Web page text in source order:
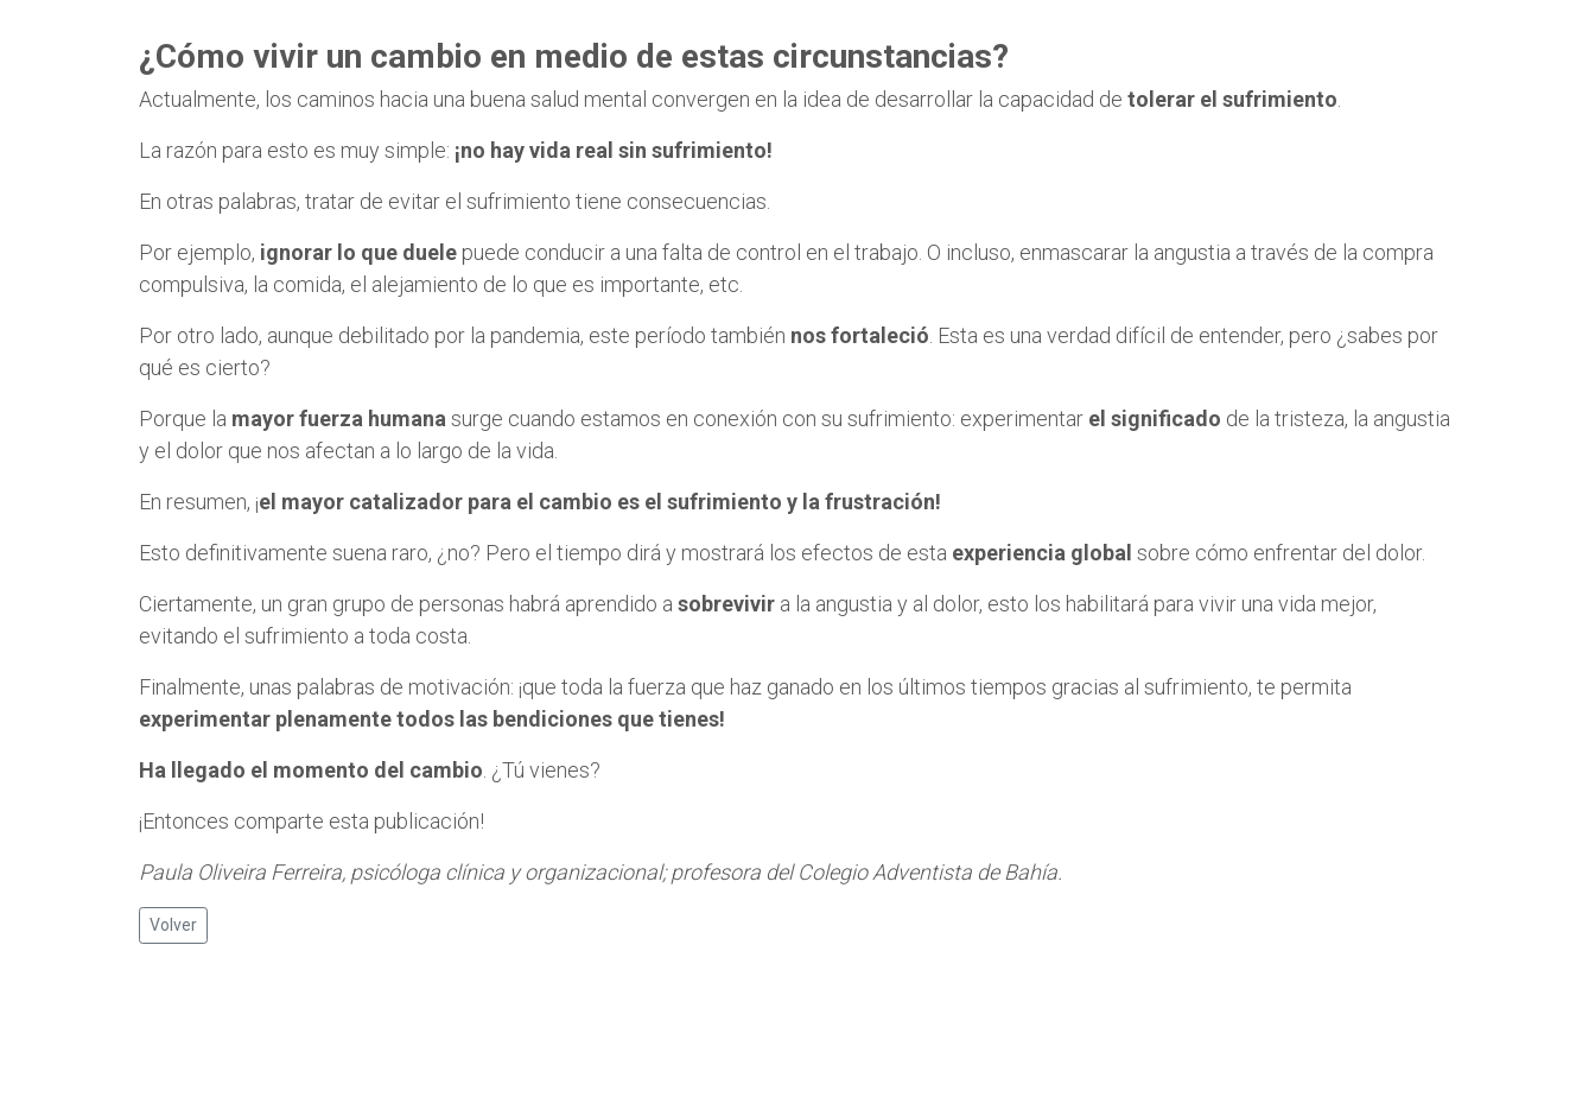
¿Cómo vivir un cambio en medio de estas circunstancias?
Actualmente, los caminos hacia una buena salud mental convergen en la idea de desarrollar la capacidad de tolerar el sufrimiento
La razón para esto es muy simple: ¡no hay vida real sin sufrimiento!
En otras palabras, tratar de evitar el sufrimiento tiene consecuencias.
Por ejemplo, ignorar lo que duele puede conducir a una falta de control en el trabajo. O incluso, enmascarar la angustia a través de la compra
compulsiva, la comida, el alejamiento de lo que es importante, etc.
Por otro lado, aunque debilitado por la pandemia, este período también nos fortaleció . Esta es una verdad difícil de entender, pero ¿sabes por
qué es cierto?
Porque la mayor fuerza humana surge cuando estamos en conexión con su sufrimiento: experimentar el significado de la tristeza, la angustia
y el dolor que nos afectan a lo largo de la vida.
En resumen, ¡el mayor catalizador para el cambio es el sufrimiento y la frustración!
Esto definitivamente suena raro, ¿no? Pero el tiempo dirá y mostrará los efectos de esta experiencia global sobre cómo enfrentar del dolor.
Ciertamente, un gran grupo de personas habrá aprendido a sobrevivir a la angustia y al dolor, esto los habilitará para vivir una vida mejor,
evitando el sufrimiento a toda costa.
Finalmente, unas palabras de motivación: ¡que toda la fuerza que haz ganado en los últimos tiempos gracias al sufrimiento, te permita
experimentar plenamente todos las bendiciones que tienes!
Ha llegado el momento del cambio . ¿Tú vienes?
¡Entonces comparte esta publicación!
Paula Oliveira Ferreira, psicóloga clínica y organizacional; profesora del Colegio Adventista de Bahía.
Volver